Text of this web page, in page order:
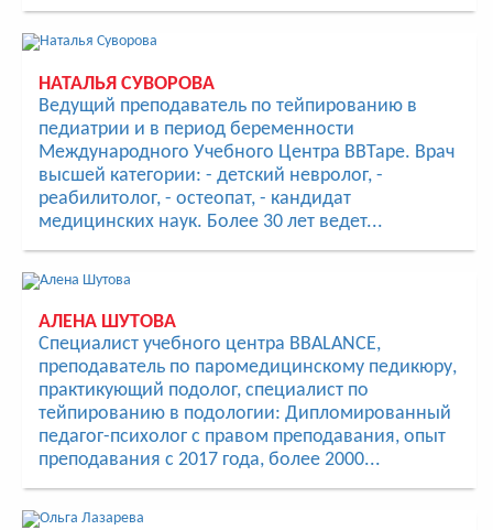
НАТАЛЬЯ СУВОРОВА
Ведущий преподаватель по тейпированию в
педиатрии и в период беременности
Международного Учебного Центра BBTape. Врач
высшей категории: - детский невролог, -
реабилитолог, - остеопат, - кандидат
медицинских наук. Более 30 лет ведет...
АЛЕНА ШУТОВА
Специалист учебного центра BBALANCE,
преподаватель по паромедицинскому педикюру,
практикующий подолог, специалист по
тейпированию в подологии: Дипломированный
педагог-психолог с правом преподавания, опыт
преподавания с 2017 года, более 2000...